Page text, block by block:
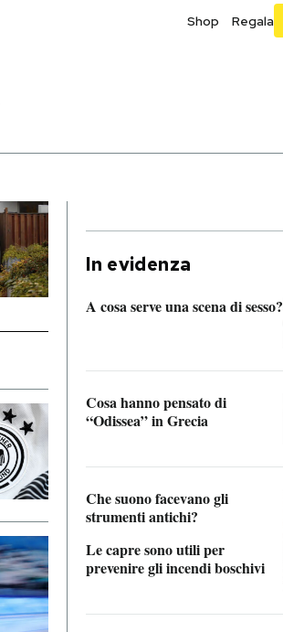
Shop Regala
In evidenza
A cosa serve una scena di sesso?
Cosa hanno pensato di
“Odissea” in Grecia
Che suono facevano gli
strumenti antichi?
Le capre sono utili per
prevenire gli incendi boschivi